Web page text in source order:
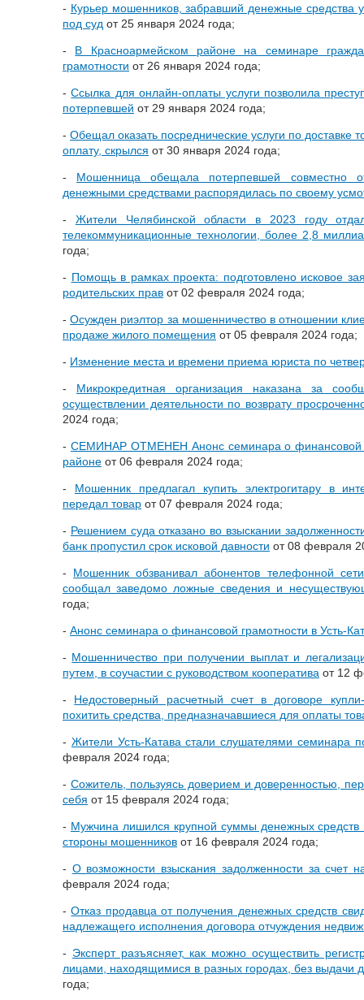
- Курьер мошенников, забравший денежные средства
под суд от 25 января 2024 года;
- В Красноармейском районе на семинаре
грамотности от 26 января 2024 года;
-Ссылка для онлайн-оплаты услуги позволила
потерпевшей от 29 января 2024 года;
- Обещал оказать посреднические услуги по доставке
оплату, скрылся от 30 января 2024 года;
- Мошенница обещала потерпевшей совместно
денежными средствами распорядилась по своему
- Жители Челябинской области в 2023 году
телекоммуникационные технологии, более 2,8
года;
- Помощь в рамках проекта: подготовлено исковое
родительских прав от 02 февраля 2024 года;
-Осужден риэлтор за мошенничество в отношении
продаже жилого помещения от 05 февраля 2024 года;
- Изменение места и времени приема юриста по
- Микрокредитная организация наказана за
осуществлении деятельности по возврату
2024 года;
- СЕМИНАР ОТМЕНЕН Анонс семинара о финансовой
районе от 06 февраля 2024 года;
- Мошенник предлагал купить электрогитару в
передал товар от 07 февраля 2024 года;
- Решением суда отказано во взыскании
банк пропустил срок исковой давности от 08 февраля
- Мошенник обзванивал абонентов телефонной
сообщал заведомо ложные сведения и
года;
- Анонс семинара о финансовой грамотности в Усть-
- Мошенничество при получении выплат и
путем, в соучастии с руководством кооператива от 12
- Недостоверный расчетный счет в договоре
похитить средства, предназначавшиеся для оплаты
- Жители Усть-Катава стали слушателями семинара
февраля 2024 года;
- Сожитель, пользуясь доверием и доверенностью,
себя от 15 февраля 2024 года;
- Мужчина лишился крупной суммы денежных средств
стороны мошенников от 16 февраля 2024 года;
- О возможности взыскания задолженности за счет
февраля 2024 года;
-Отказ продавца от получения денежных средств
надлежащего исполнения договора отчуждения
- Эксперт разъясняет, как можно осуществить
лицами, находящимися в разных городах, без выдачи
года;